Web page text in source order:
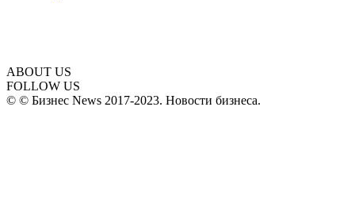
ABOUT US
FOLLOW US
© © Бизнес News 2017-2023. Новости бизнеса.